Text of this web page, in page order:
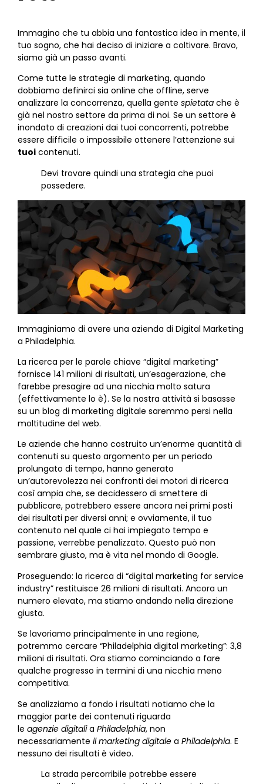
Immagino che tu abbia una fantastica idea in mente, il
tuo sogno, che hai deciso di iniziare a coltivare. Bravo,
siamo già un passo avanti.
Come tutte le strategie di marketing, quando
dobbiamo definirci sia online che offline, serve
analizzare la concorrenza, quella gente spietata che è
già nel nostro settore da prima di noi. Se un settore è
inondato di creazioni dai tuoi concorrenti, potrebbe
essere difficile o impossibile ottenere l’attenzione sui
tuoi contenuti.
Devi trovare quindi una strategia che puoi
possedere.
Immaginiamo di avere una azienda di Digital Marketing
a Philadelphia.
La ricerca per le parole chiave “digital marketing”
fornisce 141 milioni di risultati, un’esagerazione, che
farebbe presagire ad una nicchia molto satura
(effettivamente lo è). Se la nostra attività si basasse
su un blog di marketing digitale saremmo persi nella
moltitudine del web.
Le aziende che hanno costruito un’enorme quantità di
contenuti su questo argomento per un periodo
prolungato di tempo, hanno generato
un’autorevolezza nei confronti dei motori di ricerca
così ampia che, se decidessero di smettere di
pubblicare, potrebbero essere ancora nei primi posti
dei risultati per diversi anni; e ovviamente, il tuo
contenuto nel quale ci hai impiegato tempo e
passione, verrebbe penalizzato. Questo può non
sembrare giusto, ma è vita nel mondo di Google.
Proseguendo: la ricerca di “digital marketing for service
industry” restituisce 26 milioni di risultati. Ancora un
numero elevato, ma stiamo andando nella direzione
giusta.
Se lavoriamo principalmente in una regione,
potremmo cercare “Philadelphia digital marketing”: 3,8
milioni di risultati. Ora stiamo cominciando a fare
qualche progresso in termini di una nicchia meno
competitiva.
Se analizziamo a fondo i risultati notiamo che la
maggior parte dei contenuti riguarda
le agenzie digitalia Philadelphia, non
necessariamente il marketing digitale a Philadelphia. E
nessuno dei risultati è video.
La strada percorribile potrebbe essere